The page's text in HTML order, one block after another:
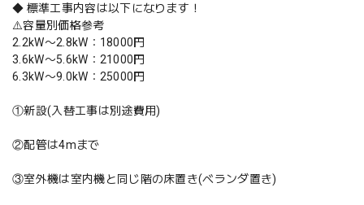
◆ 標準工事内容は以下になります！
⚠️容量別価格参考
2.2kW〜2.8kW：18000円
3.6kW〜5.6kW：21000円
6.3kW〜9.0kW：25000円
①新設(入替工事は別途費用)
②配管は4mまで
③室外機は室内機と同じ階の床置き(ベランダ置き)